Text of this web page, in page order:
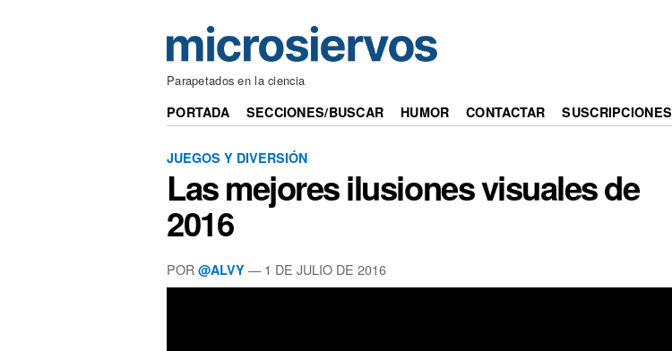
Parapetados en la ciencia
PORTADA SECCIONES/BUSCAR HUMOR CONTACTAR SUSCRIPCIONES
JUEGOS Y DIVERSIÓN
Las mejores ilusiones visuales de
2016
POR @ALVY — 1 DE JULIO DE 2016